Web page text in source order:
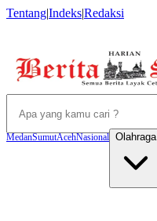
Tentang|Indeks|Redaksi
MedanSumutAcehNasional Olahraga